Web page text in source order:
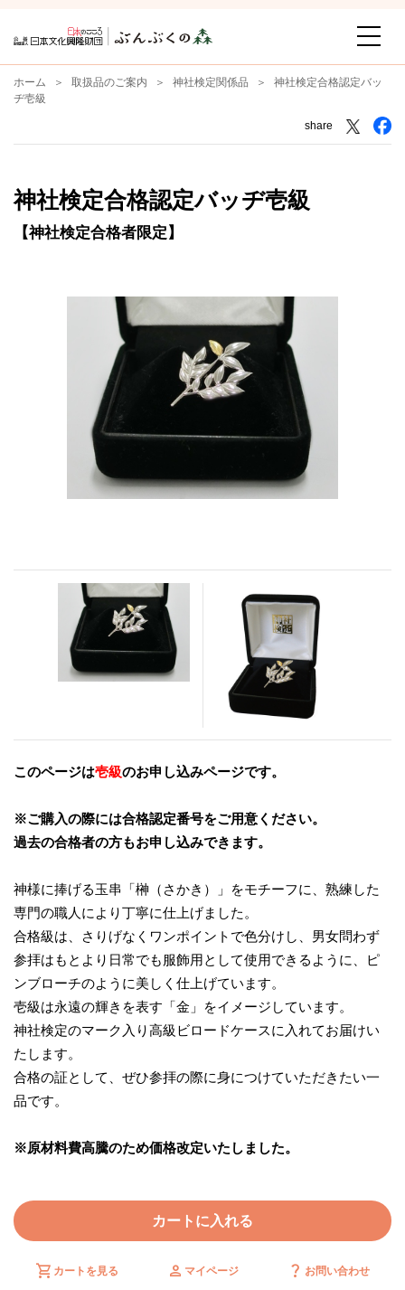
ホーム 取扱品のご案内 神社検定関係品
神社検定合格認定バッ
ヂ壱級
share
神社検定合格認定バッヂ壱級
【神社検定合格者限定】
このページは壱級のお申し込みページです。
※ご購入の際には合格認定番号をご用意ください。
過去の合格者の方もお申し込みできます。
神様に捧げる玉串「榊（さかき）」をモチーフに、熟練した
専門の職人により丁寧に仕上げました。
合格級は、さりげなくワンポイントで色分けし、男女問わず
参拝はもとより日常でも服飾用として使用できるように、ピ
ンブローチのように美しく仕上げています。
壱級は永遠の輝きを表す「金」をイメージしています。
神社検定のマーク入り高級ビロードケースに入れてお届けい
たします。
合格の証として、ぜひ参拝の際に身につけていただきたい一
品です。
※原材料費高騰のため価格改定いたしました。
カートに入れる
shopping_cart カートを見る person マイページ question_mark お問い合わせ